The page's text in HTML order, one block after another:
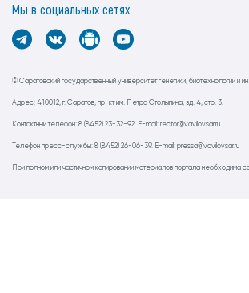
© Саратовский государственный университет генетики, биотехнологии и
Адрес: 410012, г. Саратов, пр-кт им. Петра Столыпина, зд. 4, стр. 3.
Контактный телефон: 8 (8452) 23-32-92. E-mail: rector@vavilovsar.ru
Телефон пресс-службы: 8 (8452) 26-06-39. E-mail: pressa@vavilovsar.ru
При полном или частичном копировании материалов портала необходима
Мы в социальных сетях